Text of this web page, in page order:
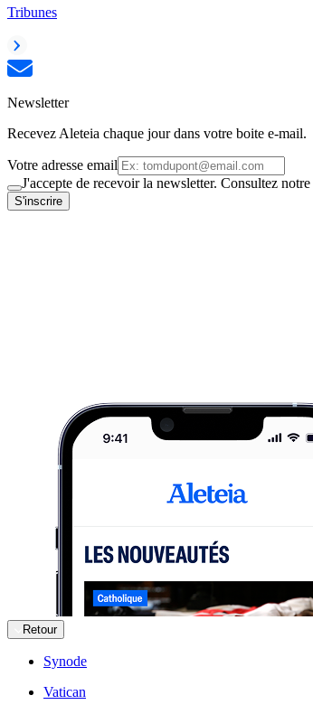
Tribunes
Newsletter
Recevez Aleteia chaque jour dans votre boite e-mail.
Votre adresse email
J'accepte de recevoir la newsletter. Consultez notre
S'inscrire
Retour
Synode
Vatican